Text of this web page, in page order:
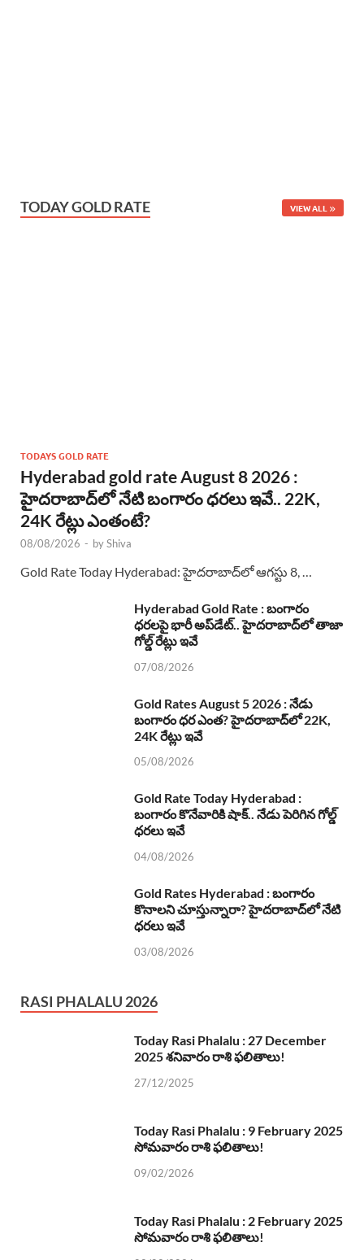
TODAY GOLD RATE VIEW ALL
TODAYS GOLD RATE
Hyderabad gold rate August 8 2026 :
హైదరాబాద్‌లో నేటి బంగారం ధరలు ఇవే.. 22K,
24K రేట్లు ఎంతంటే?
08/08/2026 - byShiva
Gold Rate Today Hyderabad: హైదరాబాద్‌లో ఆగస్టు 8, …
Hyderabad Gold Rate : బంగారం
ధరలపై భారీ అప్‌డేట్.. హైదరాబాద్‌లో తాజా
గోల్డ్ రేట్లు ఇవే
07/08/2026
Gold Rates August 5 2026 : నేడు
బంగారం ధర ఎంత? హైదరాబాద్‌లో 22K,
24K రేట్లు ఇవే
05/08/2026
Gold Rate Today Hyderabad :
బంగారం కొనేవారికి షాక్.. నేడు పెరిగిన గోల్డ్
ధరలు ఇవే
04/08/2026
Gold Rates Hyderabad : బంగారం
కొనాలని చూస్తున్నారా? హైదరాబాద్‌లో నేటి
ధరలు ఇవే
03/08/2026
RASI PHALALU 2026
Today Rasi Phalalu : 27 December
2025 శనివారం రాశి ఫలితాలు!
27/12/2025
Today Rasi Phalalu : 9 February 2025
సోమవారం రాశి ఫలితాలు!
09/02/2026
Today Rasi Phalalu : 2 February 2025
సోమవారం రాశి ఫలితాలు!